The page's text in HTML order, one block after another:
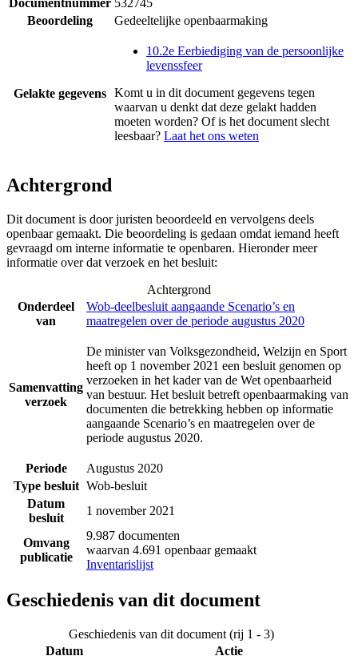
Beoordeling
Gedeeltelijke openbaarmaking
Gelakte gegevens
10.2e Eerbiediging van de persoonlijke
levenssfeer
Komt u in dit document gegevens tegen
waarvan u denkt dat deze gelakt hadden
moeten worden? Of is het document slecht
leesbaar? Laat het ons weten
Achtergrond
Dit document is door juristen beoordeeld en vervolgens deels
openbaar gemaakt. Die beoordeling is gedaan omdat iemand heeft
gevraagd om interne informatie te openbaren. Hieronder meer
informatie over dat verzoek en het besluit:
Achtergrond
Onderdeel
van
Wob-deelbesluit aangaande Scenario’s en
maatregelen over de periode augustus 2020
Samenvatting
verzoek
De minister van Volksgezondheid, Welzijn en Sport
heeft op 1 november 2021 een besluit genomen op
verzoeken in het kader van de Wet openbaarheid
van bestuur. Het besluit betreft openbaarmaking van
documenten die betrekking hebben op informatie
aangaande Scenario’s en maatregelen over de
periode augustus 2020.
Periode
Augustus 2020
Type besluit Wob-besluit
Datum
besluit
1 november 2021
Omvang
publicatie
9.987 documenten
waarvan 4.691 openbaar gemaakt
Inventarislijst
Geschiedenis van dit document
Geschiedenis van dit document (rij 1 - 3)
Datum
Actie